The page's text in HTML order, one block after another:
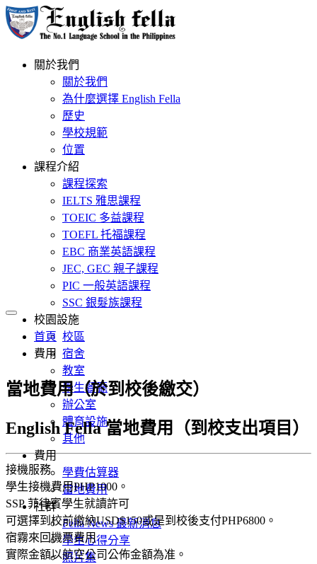
關於我們
關於我們
為什麼選擇 English Fella
歷史
學校規範
位置
課程介紹
課程探索
IELTS 雅思課程
TOEIC 多益課程
TOEFL 托福課程
EBC 商業英語課程
JEC, GEC 親子課程
PIC 一般英語課程
SSC 銀髮族課程
校園設施
校區
宿舍
教室
學生餐廳
辦公室
體育設施
其他
費用
學費估算器
當地費用
社群
Fella News 最新消息
學生心得分享
照片集
首頁
費用
當地費用（於到校後繳交）
English Fella 當地費用（到校支出項目）
接機服務
學生接機費用PHP1000。
SSP 菲律賓學生就讀許可
可選擇到校前繳納USD$150或是到校後支付PHP6800。
宿霧來回機票費用
實際金額以航空公司公佈金額為准。